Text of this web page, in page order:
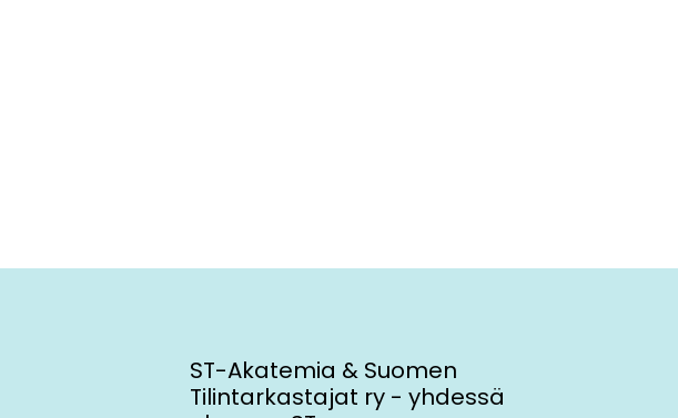
ST-Akatemia & Suomen
Tilintarkastajat ry - yhdessä